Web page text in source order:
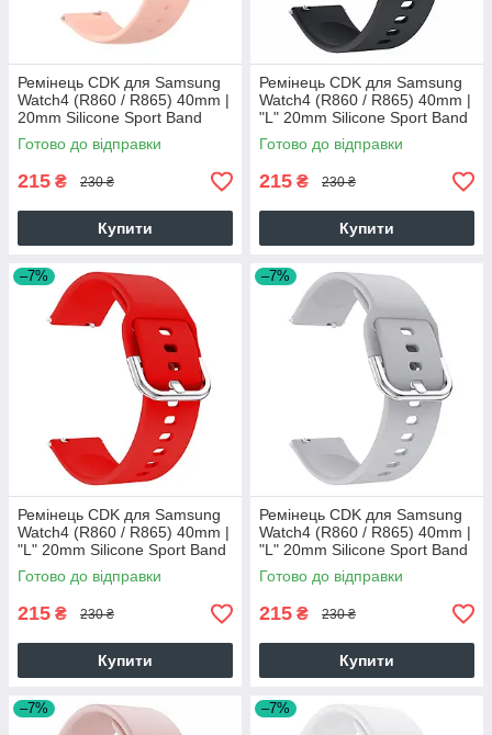
Ремінець CDK для Samsung
Watch4 (R860 / R865) 40mm |
20mm Silicone Sport Band
(011908) (pink)
Готово до відправки
215 ₴ 230 ₴
Купити
Ремінець CDK для Samsung
Watch4 (R860 / R865) 40mm |
"L" 20mm Silicone Sport Band
Classic (09651) (black)
Готово до відправки
215 ₴ 230 ₴
Купити
–7%
Ремінець CDK для Samsung
Watch4 (R860 / R865) 40mm |
"L" 20mm Silicone Sport Band
Classic (09651) (red)
Готово до відправки
215 ₴ 230 ₴
Купити
–7%
Ремінець CDK для Samsung
Watch4 (R860 / R865) 40mm |
"L" 20mm Silicone Sport Band
Classic (09651) (grey)
Готово до відправки
215 ₴ 230 ₴
Купити
–7% –7%